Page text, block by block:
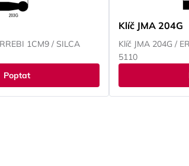
1CM9 / SILCA
Poptat
Klíč JMA 204G
Klíč JMA 204G /
5110